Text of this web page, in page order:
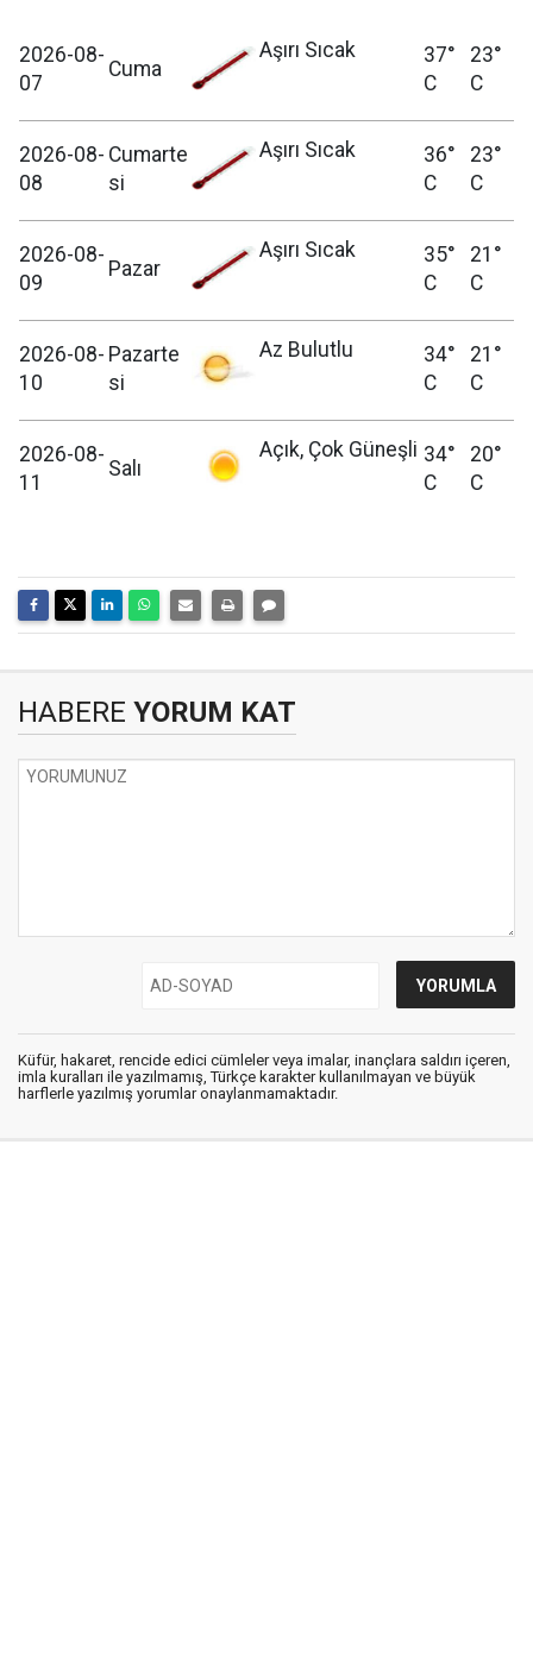
2026-08-
07
Cuma
Aşırı Sıcak
37°
C
23°
C
2026-08-
08
Cumarte
si
Aşırı Sıcak
36°
C
23°
C
2026-08-
09
Pazar
Aşırı Sıcak
35°
C
21°
C
2026-08-
10
Pazarte
si
Az Bulutlu
34°
C
21°
C
2026-08-
11
Salı
Açık, Çok Güneşli 34°
C
20°
C
HABERE YORUM KAT
Küfür, hakaret, rencide edici cümleler veya imalar, inançlara saldırı içeren,
imla kuralları ile yazılmamış, Türkçe karakter kullanılmayan ve büyük
harflerle yazılmış yorumlar onaylanmamaktadır.